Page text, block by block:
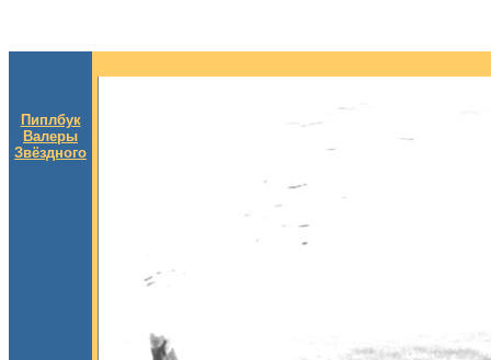
Пиплбук
Валеры
Звёздного